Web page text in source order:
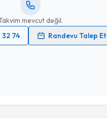
mevcut değil.
32 74
Randevu Talep Et
Talebini Gönder